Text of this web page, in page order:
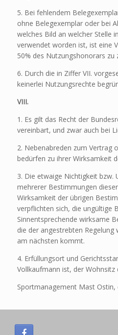
5. Bei fehlendem
ohne Belegexemplar oder bei
welches Bild an welcher Stelle
verwendet worden ist, ist eine
50% des Nutzungshonorars zu
6. Durch die in Ziffer VII.
keinerlei Nutzungsrechte
VIII.
1. Es gilt das Recht der
vereinbart, und zwar auch bei
2. Nebenabreden zum Vertrag
bedürfen zu ihrer Wirksamkeit
3. Die etwaige Nichtigkeit bzw.
mehrerer Bestimmungen
Wirksamkeit der übrigen
verpflichten sich, die ungültige
Sinnentsprechende wirksame
die der angestrebten
am nächsten kommt.
4. Erfüllungsort und
Vollkaufmann ist, der Wohnsitz
Sportmanagement Mast Ostin,